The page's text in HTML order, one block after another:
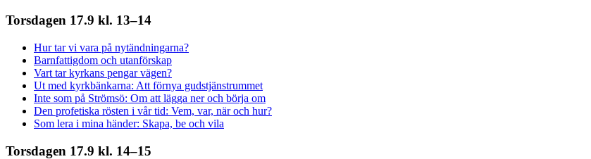
Torsdagen 17.9 kl. 13–14
Hur tar vi vara på nytändningarna?
Barnfattigdom och utanförskap
Vart tar kyrkans pengar vägen?
Ut med kyrkbänkarna: Att förnya gudstjänstrummet
Inte som på Strömsö: Om att lägga ner och börja om
Den profetiska rösten i vår tid: Vem, var, när och hur?
Som lera i mina händer: Skapa, be och vila
Torsdagen 17.9 kl. 14–15